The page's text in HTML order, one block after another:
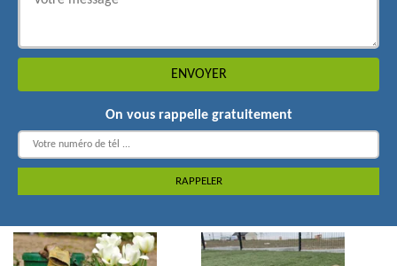
On vous rappelle gratuitement